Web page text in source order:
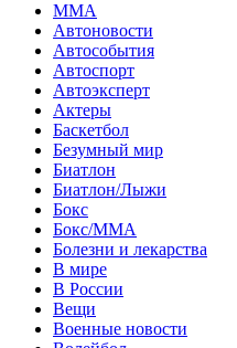
MMA
Автоновости
Автособытия
Автоспорт
Автоэксперт
Актеры
Баскетбол
Безумный мир
Биатлон
Биатлон/Лыжи
Бокс
Бокс/MMA
Болезни и лекарства
В мире
В России
Вещи
Военные новости